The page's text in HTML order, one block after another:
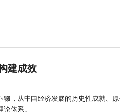
建成效
，从中国经济发展的历史性成就、
体系。